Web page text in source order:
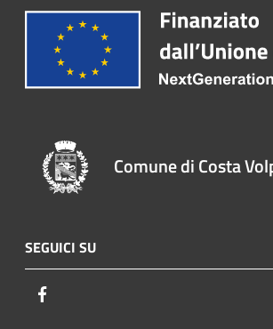
Comune di Costa
SEGUICI SU